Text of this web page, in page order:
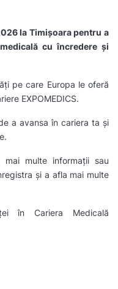
la Timișoara pentru a
cu încredere și
pe care Europa le oferă
EXPOMEDICS.
a avansa în cariera ta și
multe informații sau
și a afla mai multe
în Cariera Medicală